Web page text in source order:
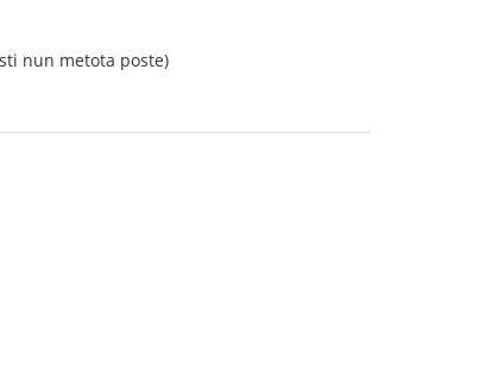
nun metota poste)